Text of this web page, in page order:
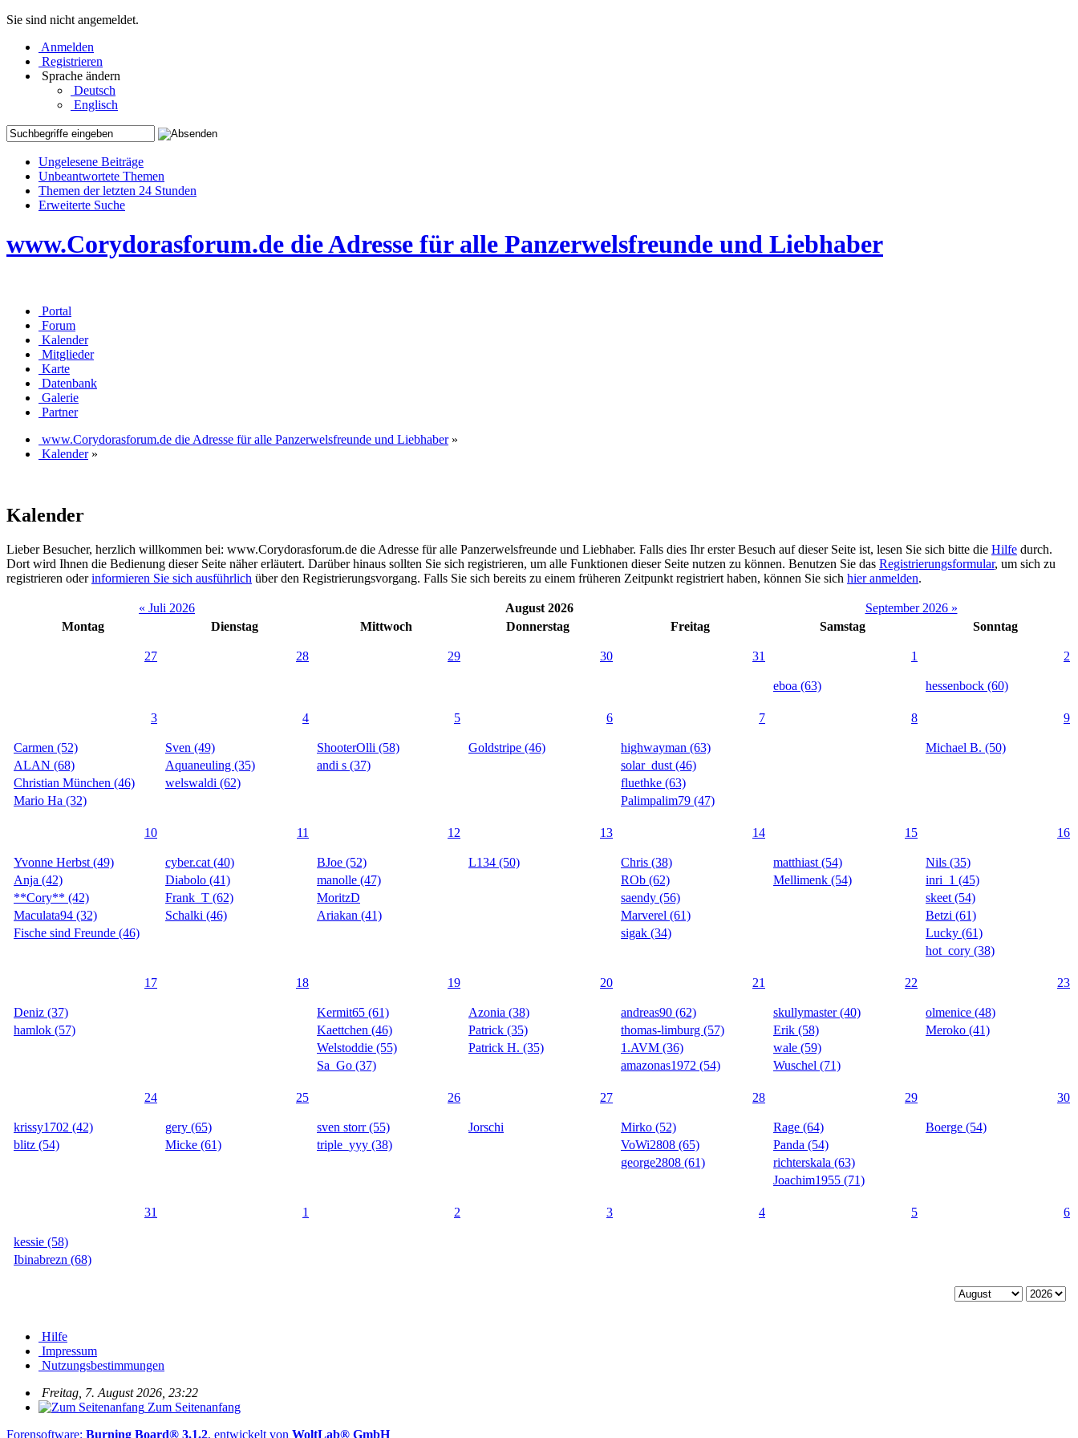
Sie sind nicht angemeldet.
Anmelden
Registrieren
Sprache ändern
Deutsch
Englisch
Ungelesene Beiträge
Unbeantwortete Themen
Themen der letzten 24 Stunden
Erweiterte Suche
www.Corydorasforum.de die Adresse für alle Panzerwelsfreunde und Liebhaber
Portal
Forum
Kalender
Mitglieder
Karte
Datenbank
Galerie
Partner
www.Corydorasforum.de die Adresse für alle Panzerwelsfreunde und Liebhaber»
Kalender»
Kalender
Lieber Besucher, herzlich willkommen bei: www.Corydorasforum.de die Adresse für alle Panzerwelsfreunde und Liebhaber. Falls dies Ihr erster Besuch auf dieser Seite ist, lesen Sie sich bitte die Hilfe durch.
Dort wird Ihnen die Bedienung dieser Seite näher erläutert. Darüber hinaus sollten Sie sich registrieren, um alle Funktionen dieser Seite nutzen zu können. Benutzen Sie das Registrierungsformular, um sich zu
registrieren oderinformieren Sie sich ausführlich über den Registrierungsvorgang. Falls Sie sich bereits zu einem früheren Zeitpunkt registriert haben, können Sie sich hier anmelden.
« Juli 2026 August 2026
September 2026 »
Montag
Dienstag Mittwoch Donnerstag Freitag Samstag Sonntag
27 28 29 30 31 1
eboa (63)
2
hessenbock (60)
3
Carmen (52)
ALAN (68)
Christian München (46)
Mario Ha (32)
4
Sven (49)
Aquaneuling (35)
welswaldi (62)
5
ShooterOlli (58)
andi s (37)
6
Goldstripe (46)
7
highwayman (63)
solar_dust (46)
fluethke (63)
Palimpalim79 (47)
8 9
Michael B. (50)
10
Yvonne Herbst (49)
Anja (42)
**Cory** (42)
Maculata94 (32)
Fische sind Freunde (46)
11
cyber.cat (40)
Diabolo (41)
Frank_T (62)
Schalki (46)
12
BJoe (52)
manolle (47)
MoritzD
Ariakan (41)
13
L134 (50)
14
Chris (38)
ROb (62)
saendy (56)
Marverel (61)
sigak (34)
15
matthiast (54)
Mellimenk (54)
16
Nils (35)
inri_1 (45)
skeet (54)
Betzi (61)
Lucky (61)
hot_cory (38)
17
Deniz (37)
hamlok (57)
18 19
Kermit65 (61)
Kaettchen (46)
Welstoddie (55)
Sa_Go (37)
20
Azonia (38)
Patrick (35)
Patrick H. (35)
21
andreas90 (62)
thomas-limburg (57)
1.AVM (36)
amazonas1972 (54)
22
skullymaster (40)
Erik (58)
wale (59)
Wuschel (71)
23
olmenice (48)
Meroko (41)
24
krissy1702 (42)
blitz (54)
25
gery (65)
Micke (61)
26
sven storr (55)
triple_yyy (38)
27
Jorschi
28
Mirko (52)
VoWi2808 (65)
george2808 (61)
29
Rage (64)
Panda (54)
richterskala (63)
Joachim1955 (71)
30
Boerge (54)
31
kessie (58)
Ibinabrezn (68)
1 2 3 4 5 6
Hilfe
Impressum
Nutzungsbestimmungen
Freitag, 7. August 2026, 23:22
Zum Seitenanfang
Forensoftware: Burning Board® 3.1.2, entwickelt von WoltLab® GmbH